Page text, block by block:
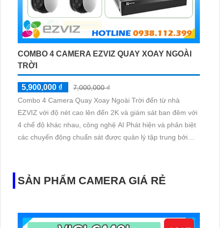
COMBO 4 CAMERA EZVIZ QUAY XOAY NGOÀI
TRỜI
5,900,000 ₫
7,000,000 ₫
Combo 4 Camera Quay Xoay Ngoài Trời đến từ nhà
EZVIZ với độ nét cao lên đến 2K và giám sát ban đêm với
4 chế độ khác nhau, công nghệ AI Phát hiện và phân biệt
các chuyển động chuẩn sát được quản lý tập trung bởi
SẢN PHẨM CAMERA GIÁ RẺ